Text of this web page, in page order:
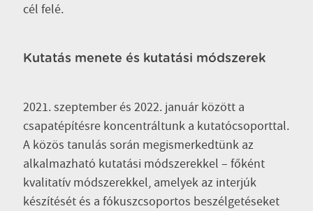
cél felé.
Kutatás menete és kutatási módszerek
2021. szeptember és 2022. január között a
csapatépítésre koncentráltunk a kutatócsoporttal.
A közös tanulás során megismerkedtünk az
alkalmazható kutatási módszerekkel – főként
kvalitatív módszerekkel, amelyek az interjúk
készítését és a fókuszcsoportos beszélgetéseket